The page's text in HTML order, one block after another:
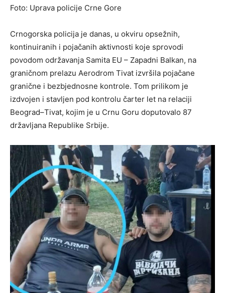
Foto: Uprava policije Crne Gore
Crnogorska policija je danas, u okviru opsežnih,
kontinuiranih i pojačanih aktivnosti koje sprovodi
povodom održavanja Samita EU – Zapadni Balkan, na
graničnom prelazu Aerodrom Tivat izvršila pojačane
granične i bezbjednosne kontrole. Tom prilikom je
izdvojen i stavljen pod kontrolu čarter let na relaciji
Beograd–Tivat, kojim je u Crnu Goru doputovalo 87
državljana Republike Srbije.